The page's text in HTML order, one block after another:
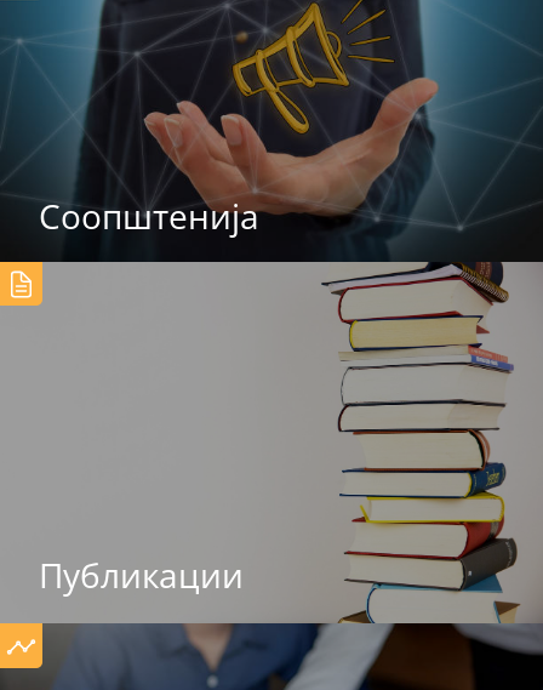
Соопштенија
Публикации